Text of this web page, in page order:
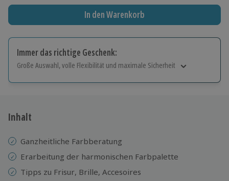
In den Warenkorb
Immer das richtige Geschenk:
Große Auswahl, volle Flexibilität und maximale Sicherheit
Jeder Gutschein für alle Erlebnisse einlösbar.
Inhalt
Ganzheitliche Farbberatung
Erarbeitung der harmonischen Farbpalette
Tipps zu Frisur, Brille, Accesoires